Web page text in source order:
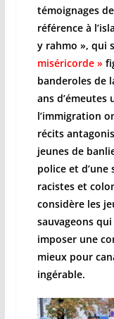
témoignages
référence à
y rahmo », qui
miséricorde »
banderoles de
ans d’émeutes
l’immigration
récits
jeunes de
police et
racistes et
considère les
sauvageons
imposer une
mieux pour
ingérable.